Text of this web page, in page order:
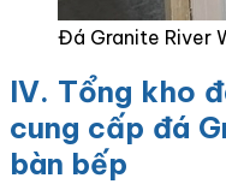
Đá Granite River
IV. Tổng kho
cung cấp đá
bàn bếp